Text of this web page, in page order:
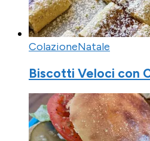
ColazioneNatale
Biscotti Veloci con